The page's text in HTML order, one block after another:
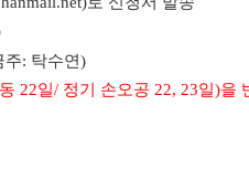
주: 탁수연)
22일/ 정기 손오공 22, 23일)을